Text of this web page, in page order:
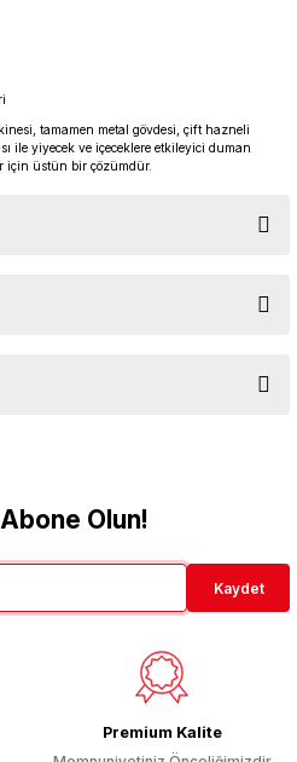
tamamen metal gövdesi, çift hazneli
ile yiyecek ve içeceklere etkileyici duman
için üstün bir çözümdür.
ederiz.
görüntülenemiyor.
pahalı.
Olun!
Kaydet
Premium Kalite